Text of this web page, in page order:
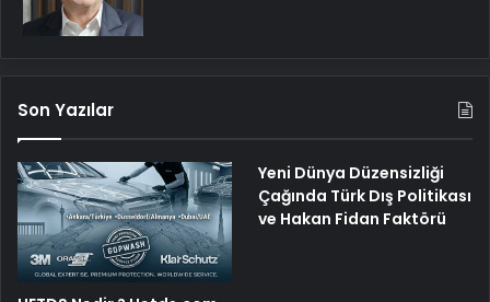
Son Yazılar
Yeni Dünya Düzensizliği
Çağında Türk Dış Politikası
ve Hakan Fidan Faktörü